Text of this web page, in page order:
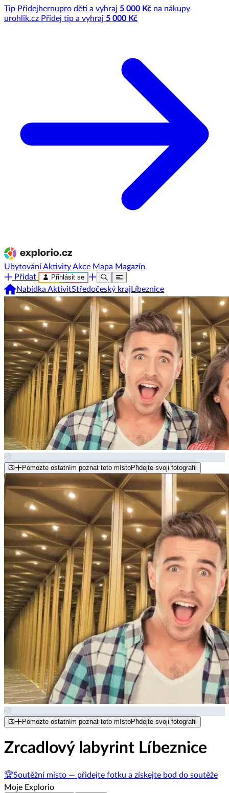
Tip Přidejhernupro děti a vyhraj 5 000 Kč na nákupy
urohlik.cz Přidej tip a vyhraj 5 000 Kč
UbytováníAktivityAkce Mapa Magazín
Přidat
Přihlásit se
Nabídka AktivitStředočeský kraj Líbeznice
Pomozte ostatním poznat toto místoPřidejte svoji fotografii
Pomozte ostatním poznat toto místoPřidejte svoji fotografii
Zrcadlový labyrint Líbeznice
🏆Soutěžní místo — přidejte fotku a získejte bod do soutěže
Moje Explorio